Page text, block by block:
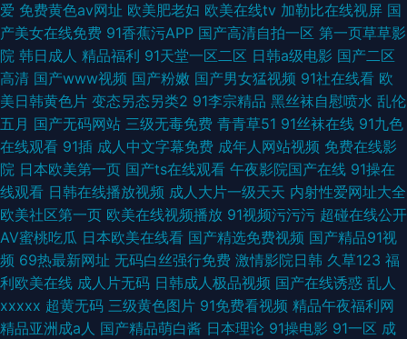
爱 免费黄色av网址 欧美肥老妇 欧美在线tv 加勒比在线视屏 国
产美女在线免费 91香蕉污APP 国产高清自拍一区 第一页草草影
院 韩日成人 精品福利 91天堂一区二区 日韩a级电影 国产二区
高清 国产www视频 国产粉嫩 国产男女猛视频 91社在线看 欧
美日韩黄色片 变态另态另类2 91李宗精品 黑丝袜自慰喷水 乱伦
五月 国产无码网站 三级无毒免费 青青草51 91丝袜在线 91九色
在线观看 91插 成人中文字幕免费 成年人网站视频 免费在线影
院 日本欧美第一页 国产ts在线观看 午夜影院国产在线 91操在
线观看 日韩在线播放视频 成人大片一级天天 内射性爱网址大全
欧美社区第一页 欧美在线视频播放 91视频污污污 超碰在线公开
AV蜜桃吃瓜 日本欧美在线看 国产精选免费视频 国产精品91视
频 69热最新网址 无码白丝强行免费 激情影院日韩 久草123 福
利欧美在线 成人片无码 日韩成人极品视频 国产在线诱惑 乱人
xxxxx 超黄无码 三级黄色图片 91免费看视频 精品午夜福利网
精品亚洲成a人 国产精品萌白酱 日本理论 91操电影 91一区 成